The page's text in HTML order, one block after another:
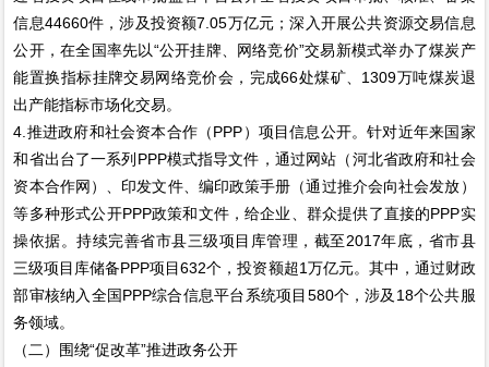
信息44660件，涉及投资额7.05万亿元；深入开展公共资源交易信息
公开，在全国率先以“公开挂牌、网络竞价”交易新模式举办了煤炭产
能置换指标挂牌交易网络竞价会，完成66处煤矿、1309万吨煤炭退
出产能指标市场化交易。
4.推进政府和社会资本合作（PPP）项目信息公开。针对近年来国家
和省出台了一系列PPP模式指导文件，通过网站（河北省政府和社会
资本合作网）、印发文件、编印政策手册（通过推介会向社会发放）
等多种形式公开PPP政策和文件，给企业、群众提供了直接的PPP实
操依据。持续完善省市县三级项目库管理，截至2017年底，省市县
三级项目库储备PPP项目632个，投资额超1万亿元。其中，通过财政
部审核纳入全国PPP综合信息平台系统项目580个，涉及18个公共服
务领域。
（二）围绕“促改革”推进政务公开